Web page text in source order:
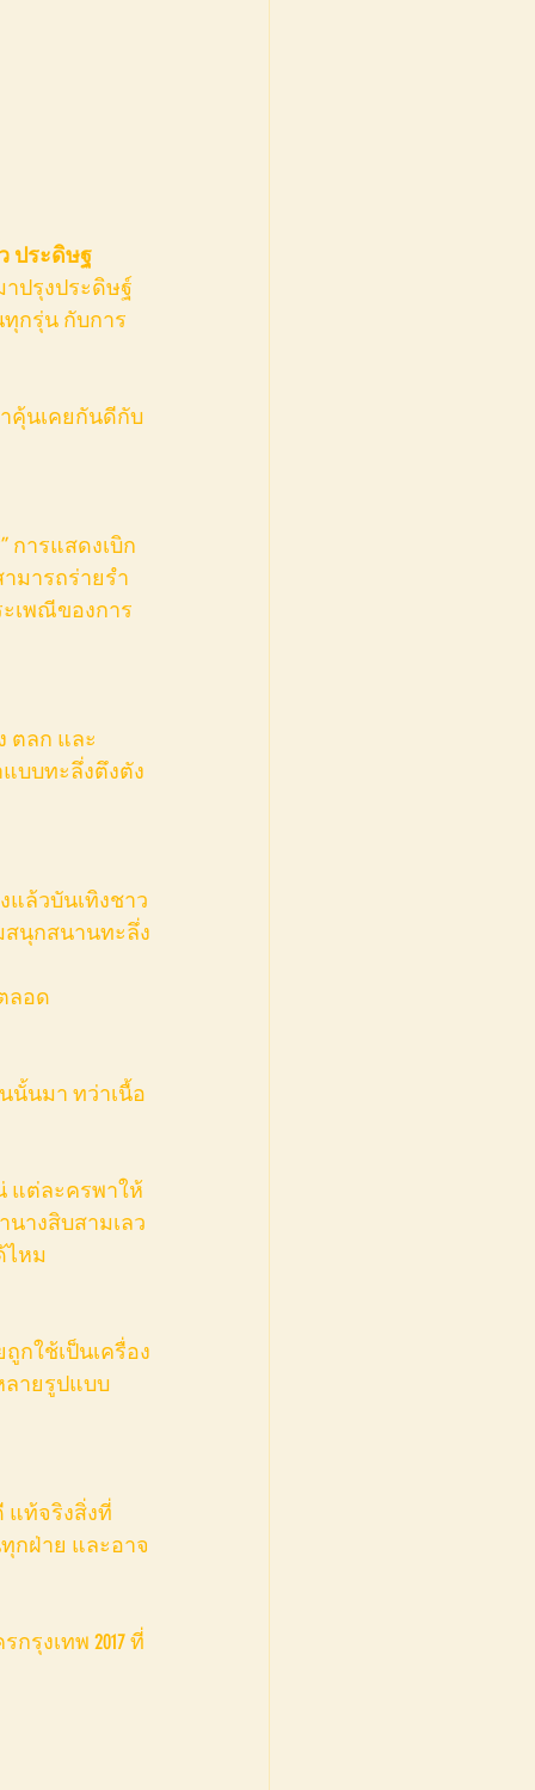
ประดิษฐ
ปรุงประดิษฐ์
กรุ่น กับการ
การแสดงเบิก
มารถร่ายรำ
เพณีของการ
ตลก และ
บบทะลึ่งตึงตัง
ล้วบันเทิงชาว
สนุกสนานทะลึ่ง
ลอด
นั้นมา ทว่าเนื้อ
างสิบสามเลว
ไหม
กใช้เป็นเครื่อง
ลายรูปแบบ
แท้จริงสิ่งที่
กฝ่าย และอาจ